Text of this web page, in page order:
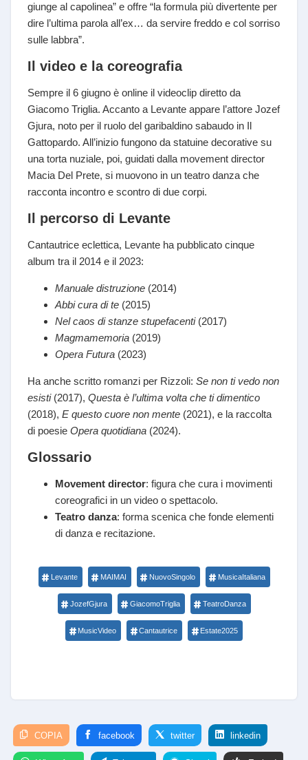
giunge al capolinea” e offre “la formula più divertente per
dire l’ultima parola all’ex… da servire freddo e col sorriso
sulle labbra”.
Il video e la coreografia
Sempre il 6 giugno è online il videoclip diretto da
Giacomo Triglia. Accanto a Levante appare l’attore Jozef
Gjura, noto per il ruolo del garibaldino sabaudo in Il
Gattopardo. All’inizio fungono da statuine decorative su
una torta nuziale, poi, guidati dalla movement director
Macia Del Prete, si muovono in un teatro danza che
racconta incontro e scontro di due corpi.
Il percorso di Levante
Cantautrice eclettica, Levante ha pubblicato cinque
album tra il 2014 e il 2023:
Manuale distruzione (2014)
Abbi cura di te (2015)
Nel caos di stanze stupefacenti(2017)
Magmamemoria (2019)
Opera Futura (2023)
Ha anche scritto romanzi per Rizzoli: Se non ti vedo non
esisti(2017), Questa è l’ultima volta che ti dimentico
(2018), E questo cuore non mente (2021), e la raccolta
di poesie Opera quotidiana (2024).
Glossario
Movement director: figura che cura i movimenti
coreografici in un video o spettacolo.
Teatro danza: forma scenica che fonde elementi
di danza e recitazione.
Levante MAIMAI NuovoSingolo MusicaItaliana
JozefGjura GiacomoTriglia TeatroDanza
MusicVideo Cantautrice Estate2025
COPIA facebook twitter linkedin